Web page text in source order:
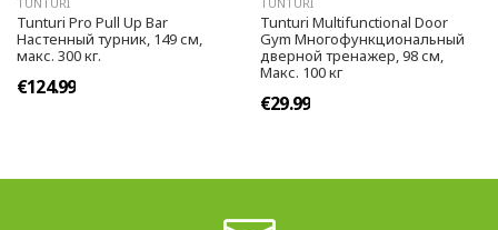
Tunturi Pro Pull Up Bar
Настенный турник, 149 см,
макс. 300 кг.
€124.99
Tunturi Multifunctional Door
Gym Многофункциональный
дверной тренажер, 98 см,
Макс. 100 кг
€29.99